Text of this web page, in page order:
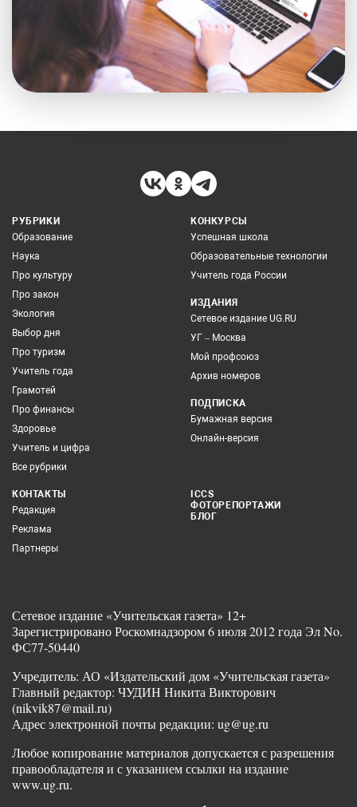
РУБРИКИ
Образование
Наука
Про культуру
Про закон
Экология
Выбор дня
Про туризм
Учитель года
Грамотей
Про финансы
Здоровье
Учитель и цифра
Все рубрики
КОНКУРСЫ
Успешная школа
Образовательные технологии
Учитель года России
ИЗДАНИЯ
Сетевое издание UG.RU
УГ – Москва
Мой профсоюз
Архив номеров
ПОДПИСКА
Бумажная версия
Онлайн-версия
КОНТАКТЫ
Редакция
Реклама
Партнеры
ICCS
ФОТОРЕПОРТАЖИ
БЛОГ
Сетевое издание «Учительская газета» 12+
Зарегистрировано Роскомнадзором 6 июля 2012 года Эл No.
ФС77-50440
Учредитель: АО «Издательский дом «Учительская газета»
Главный редактор: ЧУДИН Никита Викторович
(nikvik87@mail.ru)
Адрес электронной почты редакции: ug@ug.ru
Любое копирование материалов допускается с разрешения
правообладателя и с указанием ссылки на издание
www.ug.ru.